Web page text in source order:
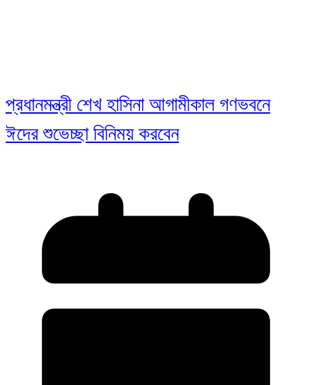
প্রধানমন্ত্রী শেখ হাসিনা আগামীকাল গণভবনে
ঈদের শুভেচ্ছা বিনিময় করবেন